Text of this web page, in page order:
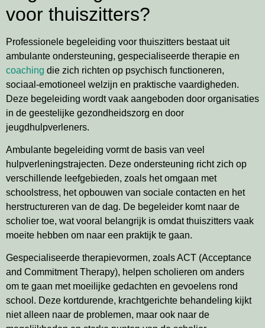
voor thuiszitters?
Professionele begeleiding voor thuiszitters bestaat uit
ambulante ondersteuning, gespecialiseerde therapie en
coaching die zich richten op psychisch functioneren,
sociaal-emotioneel welzijn en praktische vaardigheden.
Deze begeleiding wordt vaak aangeboden door organisaties
in de geestelijke gezondheidszorg en door
jeugdhulpverleners.
Ambulante begeleiding vormt de basis van veel
hulpverleningstrajecten. Deze ondersteuning richt zich op
verschillende leefgebieden, zoals het omgaan met
schoolstress, het opbouwen van sociale contacten en het
herstructureren van de dag. De begeleider komt naar de
scholier toe, wat vooral belangrijk is omdat thuiszitters vaak
moeite hebben om naar een praktijk te gaan.
Gespecialiseerde therapievormen, zoals ACT (Acceptance
and Commitment Therapy), helpen scholieren om anders
om te gaan met moeilijke gedachten en gevoelens rond
school. Deze kortdurende, krachtgerichte behandeling kijkt
niet alleen naar de problemen, maar ook naar de